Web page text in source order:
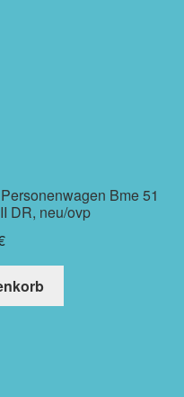
Bme 51
DR, neu/ovp